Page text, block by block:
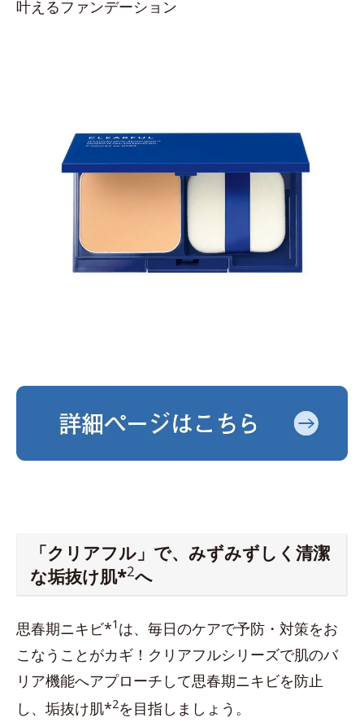
叶えるファンデーション
「クリアフル」で、みずみずしく清潔
な垢抜け肌*2へ
思春期ニキビ*1 は、毎日のケアで予防・対策をお
こなうことがカギ！クリアフルシリーズで肌のバ
リア機能へアプローチして思春期ニキビを防止
し、垢抜け肌*2を目指しましょう。